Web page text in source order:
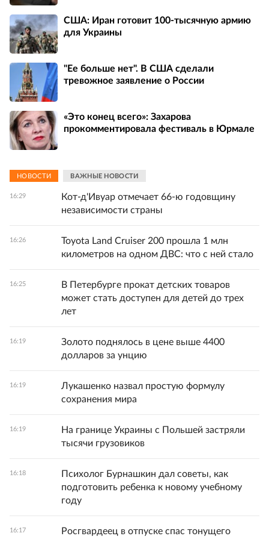
США: Иран готовит 100-тысячную армию
для Украины
"Ее больше нет". В США сделали
тревожное заявление о России
«Это конец всего»: Захарова
прокомментировала фестиваль в Юрмале
НОВОСТИ ВАЖНЫЕ НОВОСТИ
16:29
Кот-д'Ивуар отмечает 66-ю годовщину
независимости страны
16:26
Toyota Land Cruiser 200 прошла 1 млн
километров на одном ДВС: что с ней стало
16:25
В Петербурге прокат детских товаров
может стать доступен для детей до трех
лет
16:19
Золото поднялось в цене выше 4400
долларов за унцию
16:19
Лукашенко назвал простую формулу
сохранения мира
16:19
На границе Украины с Польшей застряли
тысячи грузовиков
16:18
Психолог Бурнашкин дал советы, как
подготовить ребенка к новому учебному
году
16:17
Росгвардеец в отпуске спас тонущего